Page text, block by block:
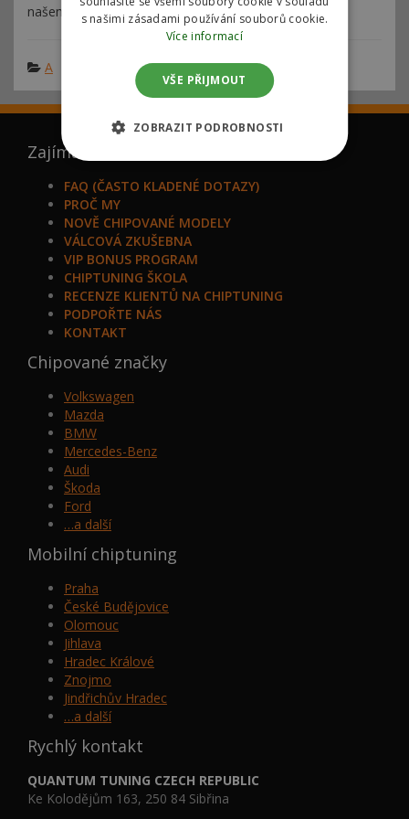
našemu tělu nijak neubližují.
A
Zajímá vás
FAQ (ČASTO KLADENÉ DOTAZY)
PROČ MY
NOVĚ CHIPOVANÉ MODELY
VÁLCOVÁ ZKUŠEBNA
VIP BONUS PROGRAM
CHIPTUNING ŠKOLA
RECENZE KLIENTŮ NA CHIPTUNING
PODPOŘTE NÁS
KONTAKT
Chipované značky
Volkswagen
Mazda
BMW
Mercedes-Benz
Audi
Škoda
Ford
…a další
Mobilní chiptuning
Praha
České Budějovice
Olomouc
Jihlava
Hradec Králové
Znojmo
Jindřichův Hradec
…a další
Rychlý kontakt
QUANTUM TUNING CZECH REPUBLIC
Ke Kolodějům 163, 250 84 Sibřina
s našimi zásadami používání souborů cookie.
Více informací
VŠE PŘIJMOUT
ZOBRAZIT PODROBNOSTI